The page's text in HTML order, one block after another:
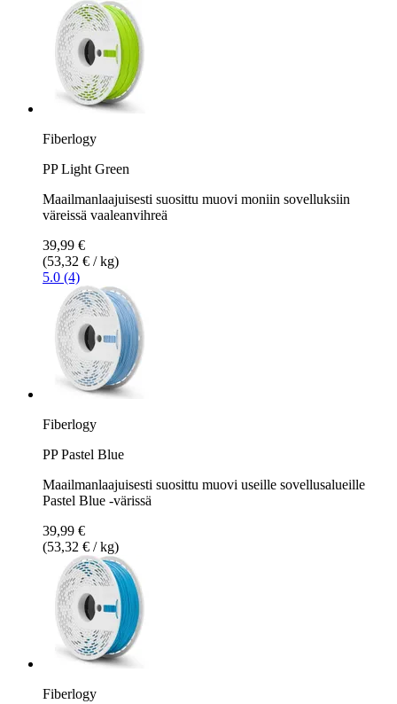
Fiberlogy
PP Light Green
Maailmanlaajuisesti suosittu muovi moniin sovelluksiin
väreissä vaaleanvihreä
39,99 €
(53,32 € / kg)
5.0 (4)
Fiberlogy
PP Pastel Blue
Maailmanlaajuisesti suosittu muovi useille sovellusalueille
Pastel Blue -värissä
39,99 €
(53,32 € / kg)
Fiberlogy